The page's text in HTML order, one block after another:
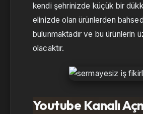
kendi şehrinizde küçük bir
elinizde olan ürünlerden
bulunmaktadır ve bu ürünlerin
olacaktır.
Youtube Kanalı